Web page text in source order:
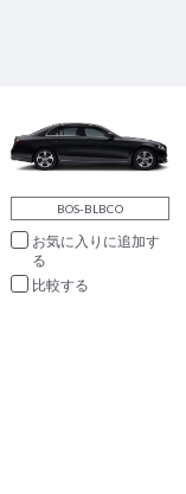
BOS-BLBCO
お気に入りに追加
比較